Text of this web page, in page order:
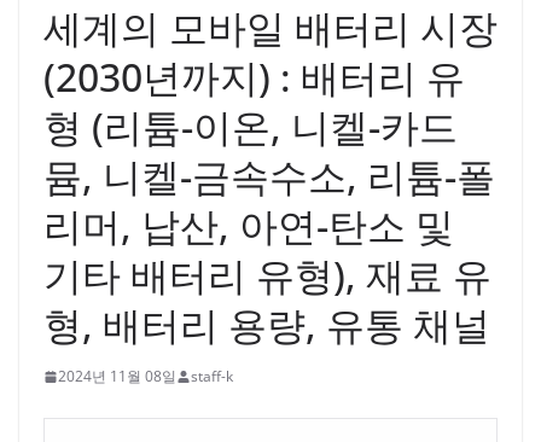
세계의 모바일 배터리 시장
(2030년까지) : 배터리 유
형 (리튬-이온, 니켈-카드
뮴, 니켈-금속수소, 리튬-폴
리머, 납산, 아연-탄소 및
기타 배터리 유형), 재료 유
형, 배터리 용량, 유통 채널
2024년 11월 08일 staff-k